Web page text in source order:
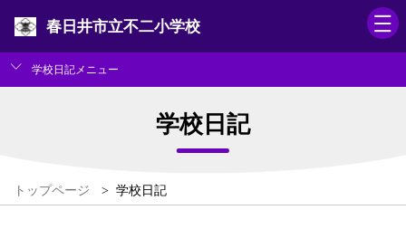
春日井市立不二小学校
学校日記メニュー
学校日記
トップページ > 学校日記